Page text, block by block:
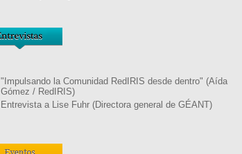
"Impulsando la Comunidad RedIRIS desde dentro" (Aída
Gómez / RedIRIS)
Entrevista a Lise Fuhr (Directora general de GÉANT)